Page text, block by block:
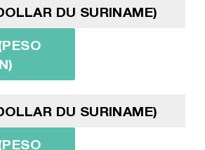
DU SURINAME)
DU SURINAME)